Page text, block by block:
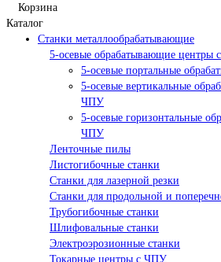
Корзина
Каталог
Станки металлообрабатывающие
5-осевые обрабатывающие центры
5-осевые портальные
5-осевые вертикальные
ЧПУ
5-осевые горизонтальные
ЧПУ
Ленточные пилы
Листогибочные станки
Станки для лазерной резки
Станки для продольной и
Трубогибочные станки
Шлифовальные станки
Электроэрозионные станки
Токарные центры с ЧПУ